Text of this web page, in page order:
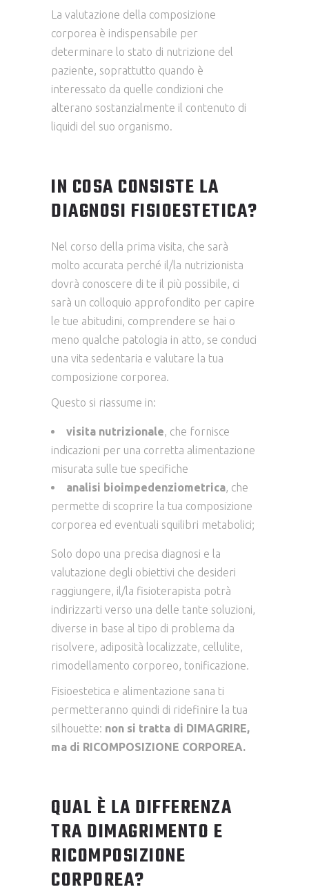
La valutazione della composizione
corporea è indispensabile per
determinare lo stato di nutrizione del
paziente, soprattutto quando è
interessato da quelle condizioni che
alterano sostanzialmente il contenuto di
liquidi del suo organismo.
IN COSA CONSISTE LA
DIAGNOSI FISIOESTETICA?
Nel corso della prima visita, che sarà
molto accurata perché il/la nutrizionista
dovrà conoscere di te il più possibile, ci
sarà un colloquio approfondito per capire
le tue abitudini, comprendere se hai o
meno qualche patologia in atto, se conduci
una vita sedentaria e valutare la tua
composizione corporea.
Questo si riassume in:
visita nutrizionale, che fornisce
indicazioni per una corretta alimentazione
misurata sulle tue specifiche
analisi bioimpedenziometrica, che
permette di scoprire la tua composizione
corporea ed eventuali squilibri metabolici;
Solo dopo una precisa diagnosi e la
valutazione degli obiettivi che desideri
raggiungere, il/la fisioterapista potrà
indirizzarti verso una delle tante soluzioni,
diverse in base al tipo di problema da
risolvere, adiposità localizzate, cellulite,
rimodellamento corporeo, tonificazione.
Fisioestetica e alimentazione sana ti
permetteranno quindi di ridefinire la tua
silhouette: non si tratta di DIMAGRIRE,
ma di RICOMPOSIZIONE CORPOREA.
QUAL È LA DIFFERENZA
TRA DIMAGRIMENTO E
RICOMPOSIZIONE
CORPOREA?